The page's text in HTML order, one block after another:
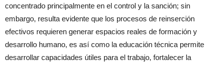
concentrado principalmente en el control y la sanción; sin
embargo, resulta evidente que los procesos de reinserción
efectivos requieren generar espacios reales de formación y
desarrollo humano, es así como la educación técnica permite
desarrollar capacidades útiles para el trabajo, fortalecer la